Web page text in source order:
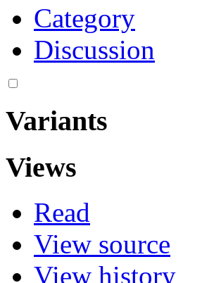
Category
Discussion
Variants
Views
Read
View source
View history